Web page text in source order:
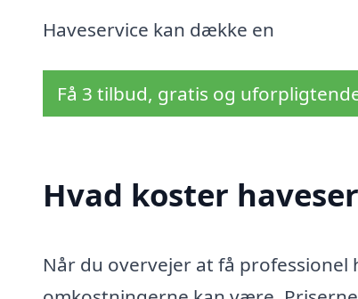
Haveservice kan dække en
Få 3 tilbud, gratis og
Hvad koster
Når du overvejer at få